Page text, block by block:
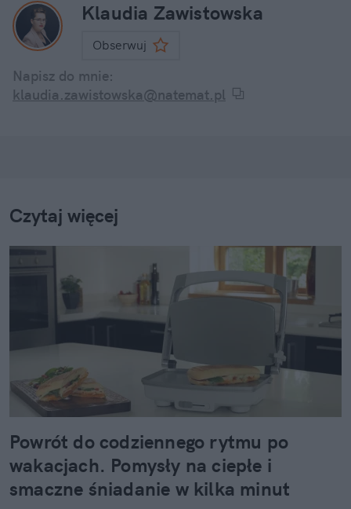
Klaudia Zawistowska
Obserwuj
Napisz do mnie:
klaudia.zawistowska@natemat.pl
Czytaj więcej
Powrót do codziennego rytmu po
wakacjach. Pomysły na ciepłe i
smaczne śniadanie w kilka minut